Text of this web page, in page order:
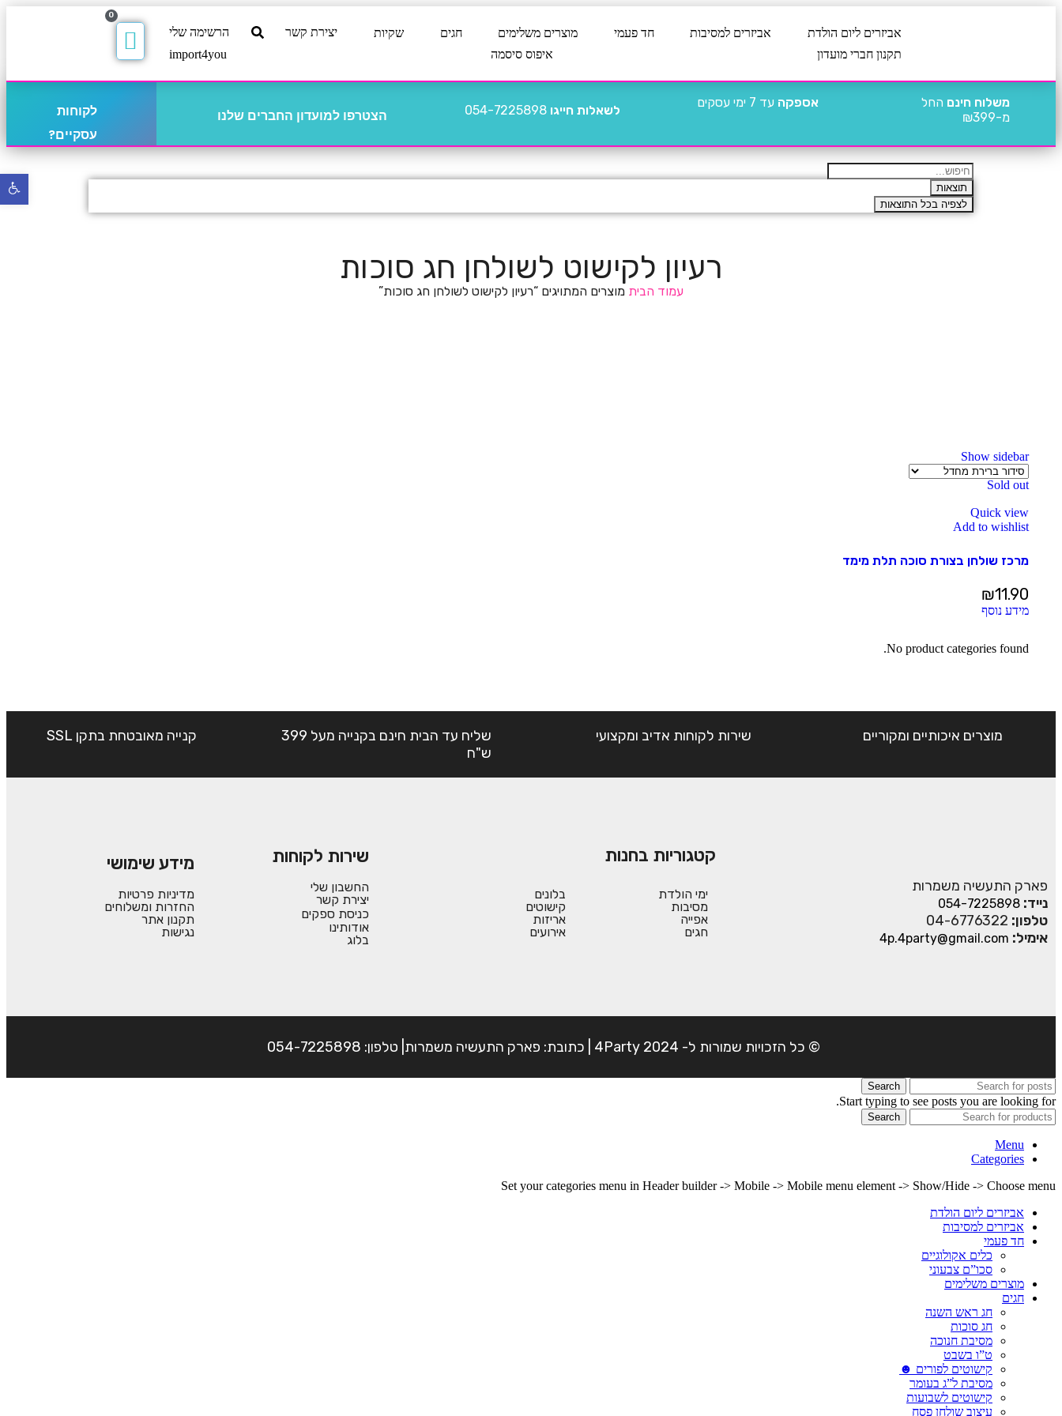
אביזרים ליום הולדת אביזרים למסיבות חד פעמי מוצרים משלימים חגים שקיות יצירת קשר
הרשימה שלי
תקנון חברי מועדון
איפוס סיסמה import4you
0
משלוח חינם החל
מ-₪399
אספקה עד 7 ימי עסקים
לשאלות חייגו 054-7225898 הצטרפו למועדון החברים שלנו
לקוחות
עסקיים?
תוצאות
לצפיה בכל התוצאות
רעיון לקישוט לשולחן חג סוכות
עמוד הבית מוצרים המתויגים “רעיון לקישוט לשולחן חג סוכות”
Show sidebar
Sold out
Quick view
Add to wishlist
מרכז שולחן בצורת סוכה תלת מימד
₪11.90
מידע נוסף
No product categories found.
מוצרים איכותיים ומקוריים שירות לקוחות אדיב ומקצועי
שליח עד הבית חינם בקנייה מעל 399
ש"ח
קנייה מאובטחת בתקן SSL
פארק התעשיה משמרות
נייד: 054-7225898
טלפון: 04-6776322
אימיל: 4p.4party@gmail.com
קטגוריות בחנות
ימי הולדת
מסיבות
אפייה
חגים
בלונים
קישוטים
אריזות
אירועים
שירות לקוחות
החשבון שלי
יצירת קשר
כניסת ספקים
אודותינו
בלוג
מידע שימושי
מדיניות פרטיות
החזרות ומשלוחים
תקנון אתר
נגישות
© כל הזכויות שמורות ל- 4Party 2024 | כתובת: פארק התעשיה משמרות| טלפון: 054-7225898
Search
Start typing to see posts you are looking for.
Search
Menu
Categories
Set your categories menu in Header builder -> Mobile -> Mobile menu element -> Show/Hide -> Choose menu
אביזרים ליום הולדת
אביזרים למסיבות
חד פעמי
כלים אקולוגיים
סכו”ם צבעוני
מוצרים משלימים
חגים
חג ראש השנה
חג סוכות
מסיבת חנוכה
ט”ו בשבט
קישוטים לפורים ☻
מסיבת ל”ג בעומר
קישוטים לשבועות
עיצוב שולחן פסח
פתח